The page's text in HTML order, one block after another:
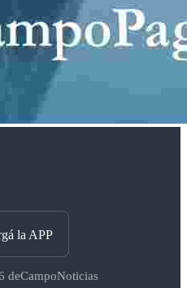
la APP
deCampoNoticias